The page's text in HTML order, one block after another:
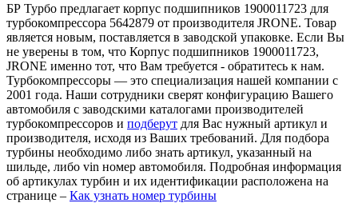
БР Турбо предлагает корпус подшипников 1900011723 для
турбокомпрессора 5642879 от производителя JRONE. Товар
является новым, поставляется в заводской упаковке. Если Вы
не уверены в том, что Корпус подшипников 1900011723,
JRONE именно тот, что Вам требуется - обратитесь к нам.
Турбокомпрессоры — это специализация нашей компании с
2001 года. Наши сотрудники сверят конфигурацию Вашего
автомобиля с заводскими каталогами производителей
турбокомпрессоров и подберут для Вас нужный артикул и
производителя, исходя из Ваших требований. Для подбора
турбины необходимо либо знать артикул, указанный на
шильде, либо vin номер автомобиля. Подробная информация
об артикулах турбин и их идентификации расположена на
странице – Как узнать номер турбины